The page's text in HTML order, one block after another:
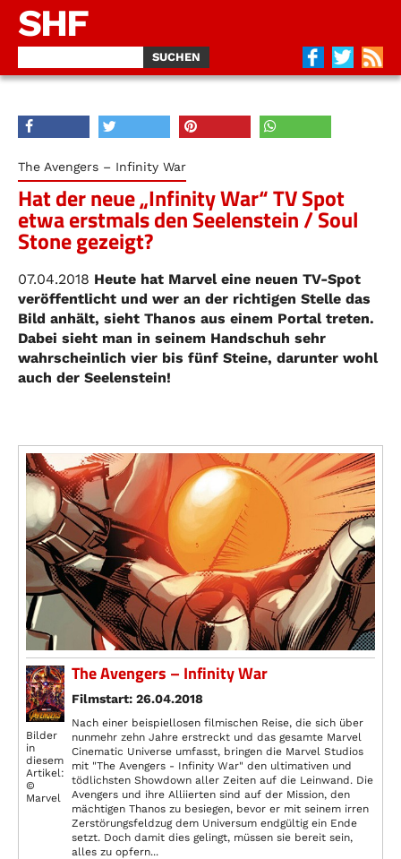
SHF
The Avengers – Infinity War
Hat der neue „Infinity War“ TV Spot
etwa erstmals den Seelenstein / Soul
Stone gezeigt?
07.04.2018 Heute hat Marvel eine neuen TV-Spot
veröffentlicht und wer an der richtigen Stelle das
Bild anhält, sieht Thanos aus einem Portal treten.
Dabei sieht man in seinem Handschuh sehr
wahrscheinlich vier bis fünf Steine, darunter wohl
auch der Seelenstein!
Bilder
in
diesem
Artikel:
©
Marvel
The Avengers – Infinity War
Filmstart: 26.04.2018
Nach einer beispiellosen filmischen Reise, die sich über
nunmehr zehn Jahre erstreckt und das gesamte Marvel
Cinematic Universe umfasst, bringen die Marvel Studios
mit "The Avengers - Infinity War" den ultimativen und
tödlichsten Showdown aller Zeiten auf die Leinwand. Die
Avengers und ihre Alliierten sind auf der Mission, den
mächtigen Thanos zu besiegen, bevor er mit seinem irren
Zerstörungsfeldzug dem Universum endgültig ein Ende
setzt. Doch damit dies gelingt, müssen sie bereit sein,
alles zu opfern...